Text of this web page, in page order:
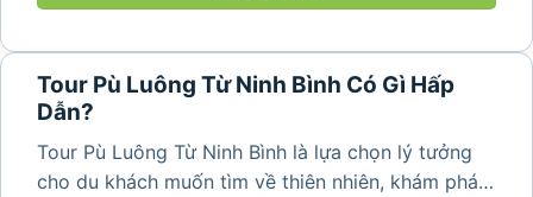
Tour Pù Luông Từ Ninh Bình Có Gì Hấp
Dẫn?
Tour Pù Luông Từ Ninh Bình là lựa chọn lý tưởng
cho du khách muốn tìm về thiên nhiên, khám phá